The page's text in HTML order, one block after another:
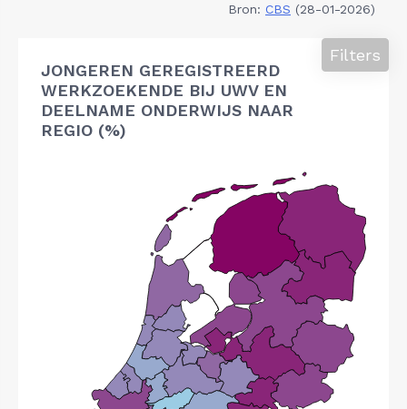
Bron: CBS (28-01-2026)
JONGEREN GEREGISTREERD
WERKZOEKENDE BIJ UWV EN
DEELNAME ONDERWIJS NAAR
REGIO (%)
Filters